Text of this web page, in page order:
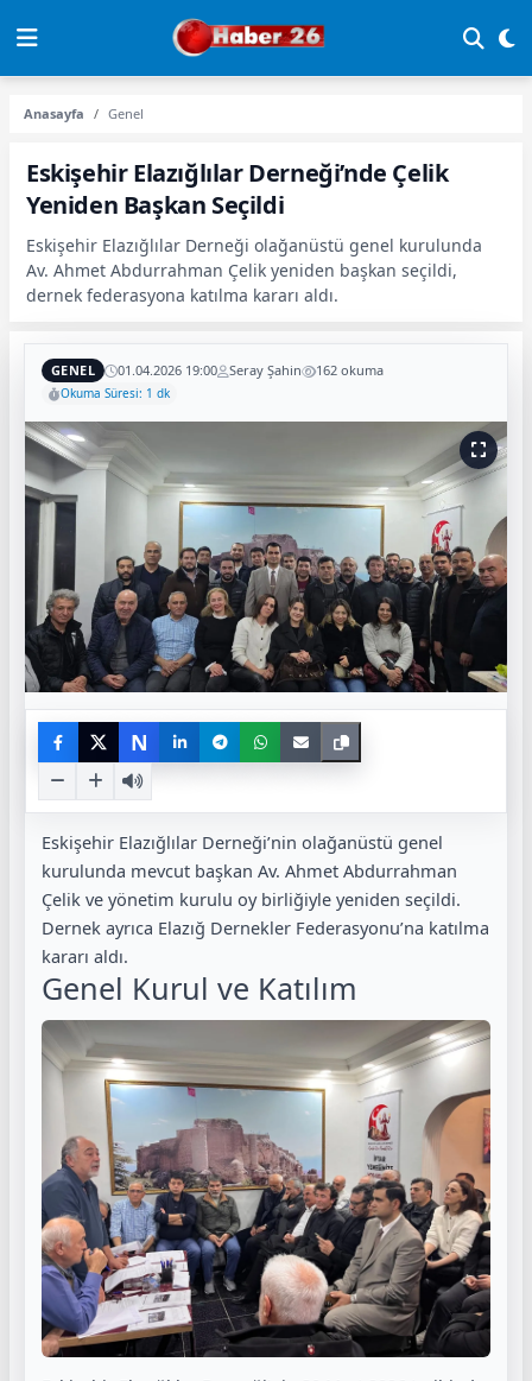
Anasayfa Genel
Eskişehir Elazığlılar Derneği’nde Çelik
Yeniden Başkan Seçildi
Eskişehir Elazığlılar Derneği olağanüstü genel kurulunda
Av. Ahmet Abdurrahman Çelik yeniden başkan seçildi,
dernek federasyona katılma kararı aldı.
GENEL 01.04.2026 19:00 Seray Şahin 162 okuma
Okuma Süresi: 1 dk
N
Eskişehir Elazığlılar Derneği’nin olağanüstü genel
kurulunda mevcut başkan Av. Ahmet Abdurrahman
Çelik ve yönetim kurulu oy birliğiyle yeniden seçildi.
Dernek ayrıca Elazığ Dernekler Federasyonu’na katılma
kararı aldı.
Genel Kurul ve Katılım